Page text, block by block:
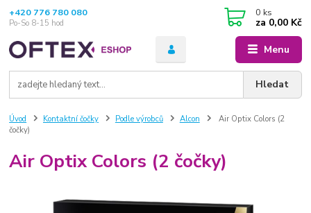
Menu
Hledat
+420 776 780 080
Po-So 8-15 hod
0 ks
za 0,00 Kč
Úvod Kontaktní čočky Podle výrobců Alcon
Air Optix Colors (2
čočky)
Air Optix Colors (2 čočky)